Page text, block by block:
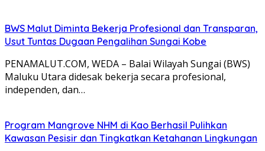
BWS Malut Diminta Bekerja Profesional dan Transparan,
Usut Tuntas Dugaan Pengalihan Sungai Kobe
PENAMALUT.COM, WEDA – Balai Wilayah Sungai (BWS)
Maluku Utara didesak bekerja secara profesional,
independen, dan…
Program Mangrove NHM di Kao Berhasil Pulihkan
Kawasan Pesisir dan Tingkatkan Ketahanan Lingkungan